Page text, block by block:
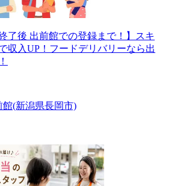
終了後 出前館での登録まで！】スキ
収入UP！フードデリバリーなら出
(新潟県長岡市)